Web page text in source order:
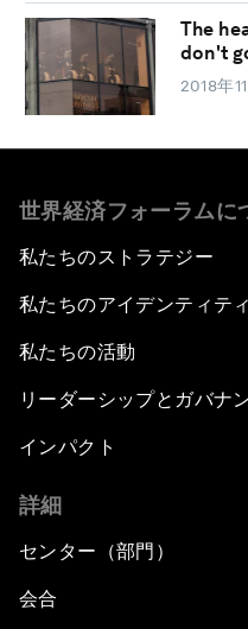
The
don't
2018年
世界経済フォーラムに
私たちのストラテジー
私たちのアイデンティティ
私たちの活動
リーダーシップとガバナ
インパクト
詳細
センター（部門）
会合